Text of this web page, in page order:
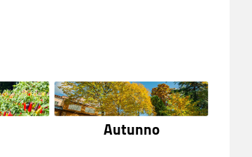
Autunno